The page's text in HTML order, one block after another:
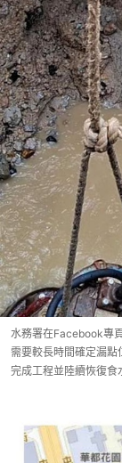
水務署在Facebook專
需要較長時間確定漏
完成工程並陸續恢復食